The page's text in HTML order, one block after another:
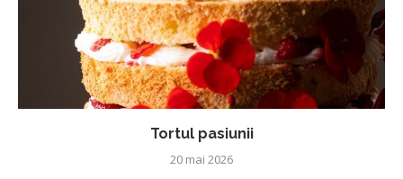
Tortul pasiunii
20 mai 2026